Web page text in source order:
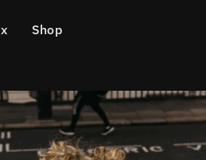
Shop